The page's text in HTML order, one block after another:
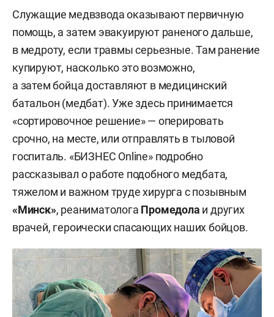
Служащие медвзвода оказывают первичную
помощь, а затем эвакуируют раненого дальше,
в медроту, если травмы серьезные. Там ранение
купируют, насколько это возможно,
а затем бойца доставляют в медицинский
батальон (медбат). Уже здесь принимается
«сортировочное решение» — оперировать
срочно, на месте, или отправлять в тыловой
госпиталь. «БИЗНЕС Online» подробно
рассказывал о работе подобного медбата,
тяжелом и важном труде хирурга с позывным
«Минск», реаниматолога Промедола и других
врачей, героически спасающих наших бойцов.